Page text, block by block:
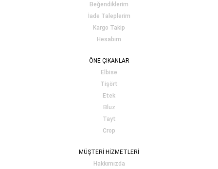
Beğendiklerim
İade Taleplerim
Kargo Takip
Hesabım
ÖNE ÇIKANLAR
Elbise
Tişört
Etek
Bluz
Tayt
Crop
MÜŞTERİ HİZMETLERİ
Hakkımızda